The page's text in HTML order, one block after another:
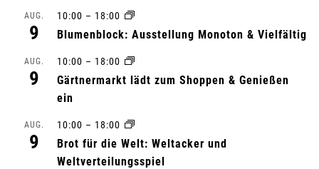
AUG.
9
10:00 – 18:00
Blumenblock: Ausstellung Monoton & Vielfältig
AUG.
9
10:00 – 18:00
Gärtnermarkt lädt zum Shoppen & Genießen
ein
AUG.
9
10:00 – 18:00
Brot für die Welt: Weltacker und
Weltverteilungsspiel